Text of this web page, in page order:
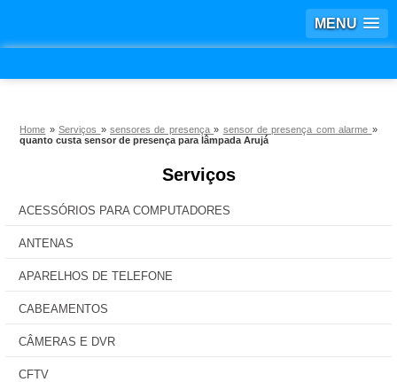
MENU
Home »Serviços »sensores de presença» sensor de presença com alarme »
quanto custa sensor de presença para lâmpada Arujá
Serviços
ACESSÓRIOS PARA COMPUTADORES
ANTENAS
APARELHOS DE TELEFONE
CABEAMENTOS
CÂMERAS E DVR
CFTV